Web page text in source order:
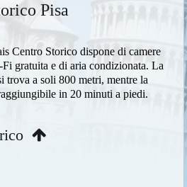
Pisa
Centro Storico dispone di camere
gratuita e di aria condizionata. La
trova a soli 800 metri, mentre la
in 20 minuti a piedi.